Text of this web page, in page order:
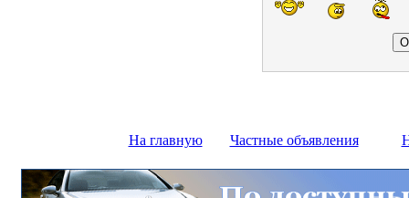
На главную Частные объявления